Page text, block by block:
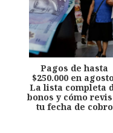
Pagos de hasta
$250.000 en
La lista completa
bonos y cómo
tu fecha de cobro